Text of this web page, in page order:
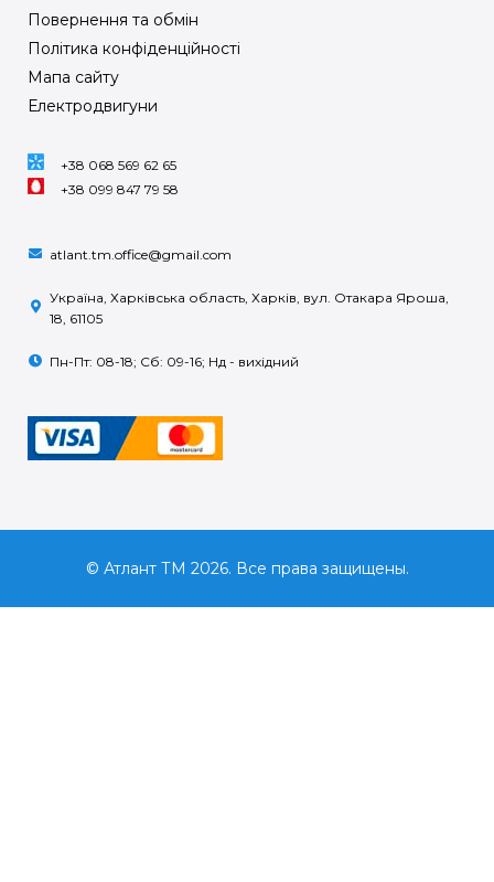
Повернення та обмін
Політика конфіденційності
Мапа сайту
Електродвигуни
+38 068 569 62 65
+38 099 847 79 58
atlant.tm.office@gmail.com
Україна, Харківська область, Харків, вул. Отакара Яроша,
18, 61105
Пн-Пт: 08-18; Сб: 09-16; Нд - вихідний
© Атлант ТМ 2026. Все права защищены.